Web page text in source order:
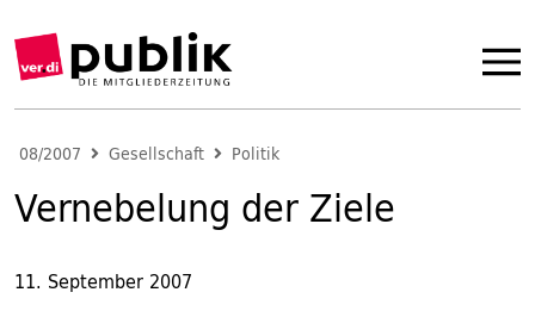
08/2007 Gesellschaft Politik
Vernebelung der Ziele
11. September 2007